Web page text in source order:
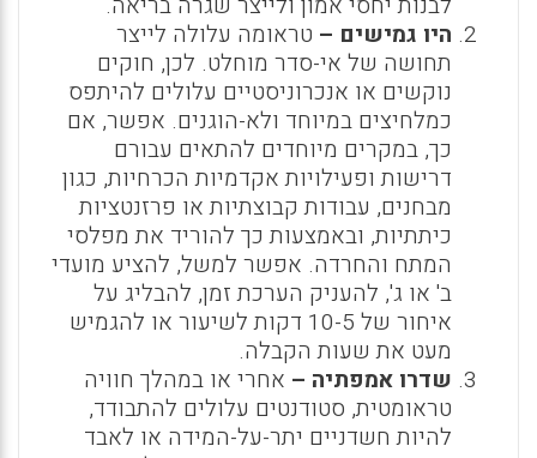
היו גמישים – טראומה עלולה לייצר
תחושה של אי-סדר מוחלט. לכן, חוקים
נוקשים או אנכרוניסטיים עלולים להיתפס
כמלחיצים במיוחד ולא-הוגנים. אפשר, אם
כך, במקרים מיוחדים להתאים עבורם
דרישות ופעילויות אקדמיות הכרחיות, כגון
מבחנים, עבודות קבוצתיות או פרזנטציות
כיתתיות, ובאמצעות כך להוריד את מפלסי
המתח והחרדה. אפשר למשל, להציע מועדי
ב' או ג', להעניק הערכת זמן, להבליג על
איחור של 10-5 דקות לשיעור או להגמיש
מעט את שעות הקבלה.
שדרו אמפתיה – אחרי או במהלך חוויה
טראומטית, סטודנטים עלולים להתבודד,
להיות חשדניים יתר-על-המידה או לאבד